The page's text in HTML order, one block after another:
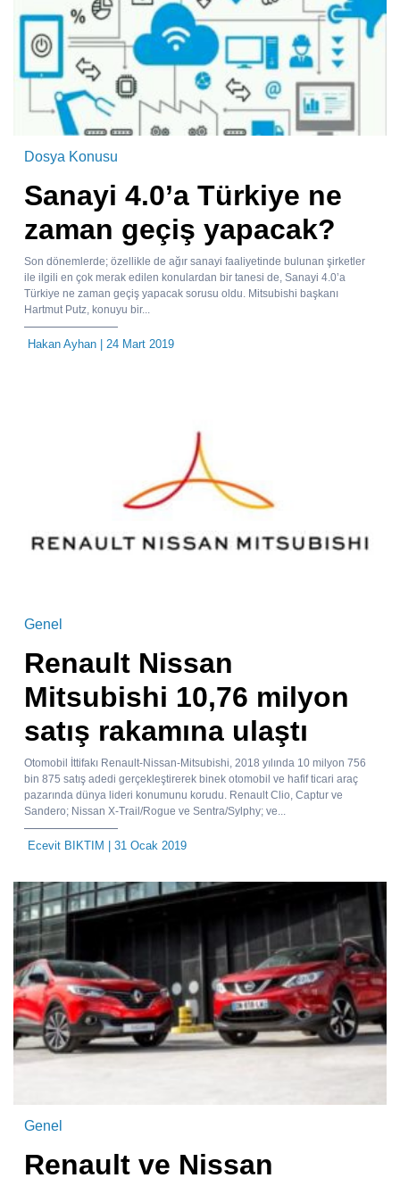
Dosya Konusu
Sanayi 4.0’a Türkiye ne
zaman geçiş yapacak?
Son dönemlerde; özellikle de ağır sanayi faaliyetinde bulunan şirketler
ile ilgili en çok merak edilen konulardan bir tanesi de, Sanayi 4.0’a
Türkiye ne zaman geçiş yapacak sorusu oldu. Mitsubishi başkanı
Hartmut Putz, konuyu bir...
Hakan Ayhan | 24 Mart 2019
Genel
Renault Nissan
Mitsubishi 10,76 milyon
satış rakamına ulaştı
Otomobil İttifakı Renault-Nissan-Mitsubishi, 2018 yılında 10 milyon 756
bin 875 satış adedi gerçekleştirerek binek otomobil ve hafif ticari araç
pazarında dünya lideri konumunu korudu. Renault Clio, Captur ve
Sandero; Nissan X-Trail/Rogue ve Sentra/Sylphy; ve...
Ecevit BIKTIM | 31 Ocak 2019
Genel
Renault ve Nissan